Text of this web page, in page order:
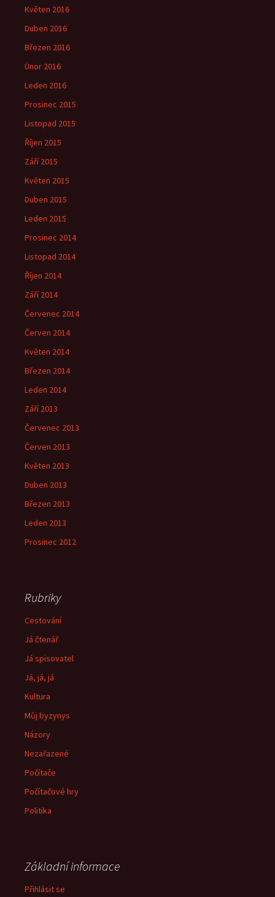
Květen 2016
Duben 2016
Březen 2016
Únor 2016
Leden 2016
Prosinec 2015
Listopad 2015
Říjen 2015
Září 2015
Květen 2015
Duben 2015
Leden 2015
Prosinec 2014
Listopad 2014
Říjen 2014
Září 2014
Červenec 2014
Červen 2014
Květen 2014
Březen 2014
Leden 2014
Září 2013
Červenec 2013
Červen 2013
Květen 2013
Duben 2013
Březen 2013
Leden 2013
Prosinec 2012
Rubriky
Cestování
Já čtenář
Já spisovatel
Já, já, já
Kultura
Můj byzynys
Názory
Nezařazené
Počítače
Počítačové hry
Politika
Základní informace
Přihlásit se